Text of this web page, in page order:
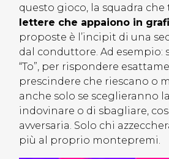
questo gioco, la squadra
lettere che appaiono in
proposte è l’incipit di una
dal conduttore. Ad esempio:
“To”, per rispondere
prescindere che riescano o
anche solo se sceglieranno
indovinare o di sbagliare,
avversaria. Solo chi
più al proprio montepremi.